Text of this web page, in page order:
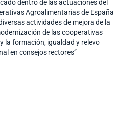
dentro de las actuaciones del
Agroalimentarias de España
actividades de mejora de la
de las cooperativas
la formación, igualdad y relevo
en consejos rectores”